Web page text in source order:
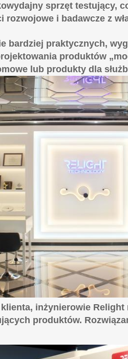
sprzęt testujący,
i badawcze z
bardziej praktycznych,
produktów
lub produkty dla
inżynierowie
produktów.